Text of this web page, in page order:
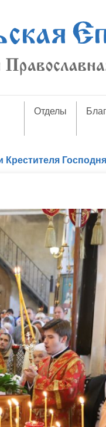
Отделы
Крестителя